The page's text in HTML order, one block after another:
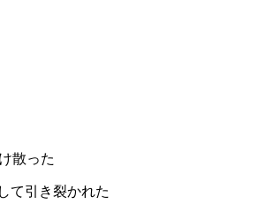
散った
て引き裂かれた